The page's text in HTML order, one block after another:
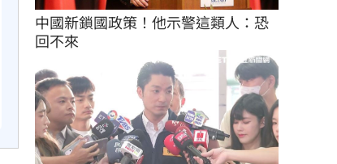
中國新鎖國政策！他示警這類人：恐
回不來